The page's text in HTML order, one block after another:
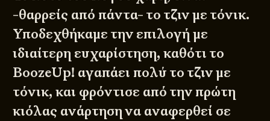
-θαρρείς από πάντα- το τζιν με τόνικ.
Υποδεχθήκαμε την επιλογή με
ιδιαίτερη ευχαρίστηση, καθότι το
BoozeUp! αγαπάει πολύ το τζιν με
τόνικ, και φρόντισε από την πρώτη
κιόλας ανάρτηση να αναφερθεί σε